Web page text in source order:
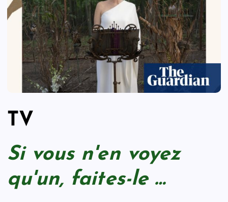
TV
Si vous n'en voyez
qu'un, faites-le …